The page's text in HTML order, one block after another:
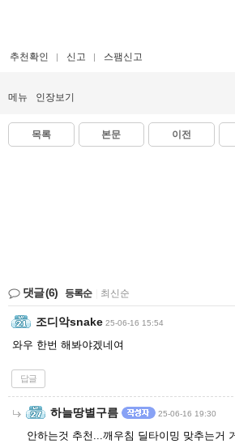
추천확인 신고 스팸신고
메뉴 인장보기
목록 본문 이전
댓글(6) 등록순 최신순
조디악snake 25-06-16 15:54
와우 한번 해봐야겠네여
답글
하늘땅별구름 25-06-16 19:30
안하는것 추천...깨우침 딜타이밍 맞추는거